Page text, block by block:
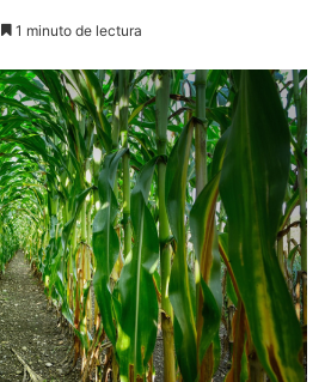
1 minuto de lectura